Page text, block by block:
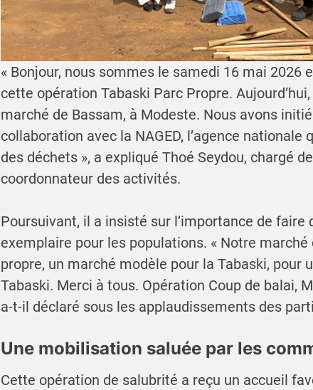
« Bonjour, nous sommes le samedi 16 mai 2026
cette opération Tabaski Parc Propre.
marché de Bassam, à Modeste. Nous avons
collaboration avec la NAGED, l’agence nationale
des déchets », a expliqué Thoé Seydou, chargé
coordonnateur des activités.
Poursuivant, il a insisté sur l’importance de faire
exemplaire pour les populations. « Notre
propre, un marché modèle pour la Tabaski, pour
Tabaski. Merci à tous. Opération Coup de balai,
a-t-il déclaré sous les applaudissements des
Une mobilisation saluée par les
Cette opération de salubrité a reçu un accueil